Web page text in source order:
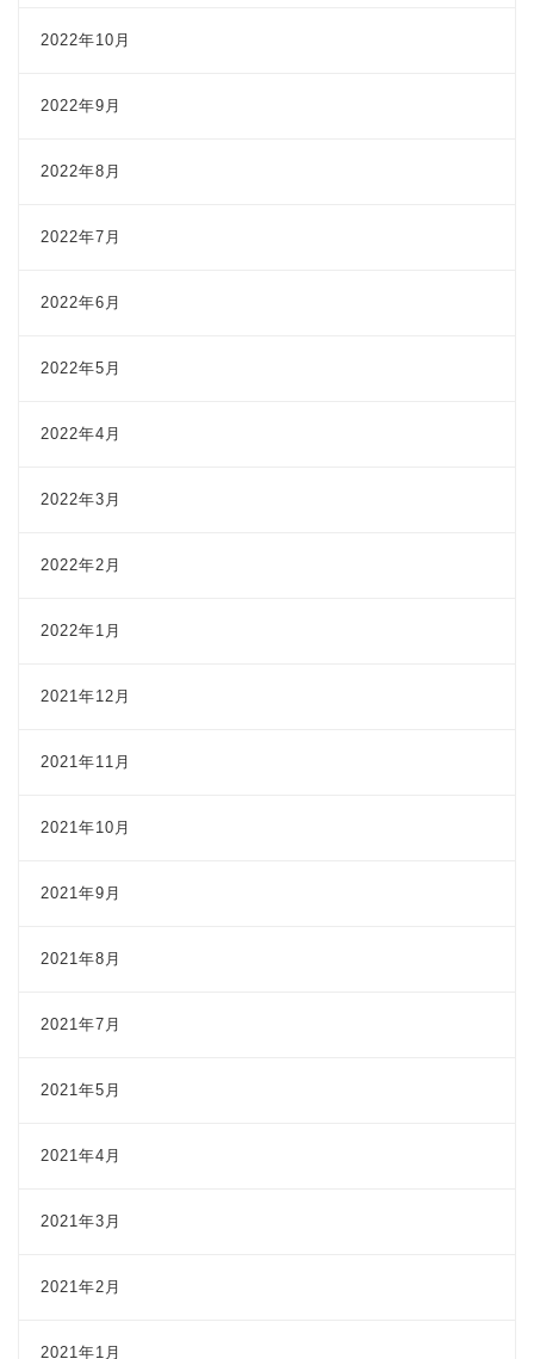
2022年10月
2022年9月
2022年8月
2022年7月
2022年6月
2022年5月
2022年4月
2022年3月
2022年2月
2022年1月
2021年12月
2021年11月
2021年10月
2021年9月
2021年8月
2021年7月
2021年5月
2021年4月
2021年3月
2021年2月
2021年1月